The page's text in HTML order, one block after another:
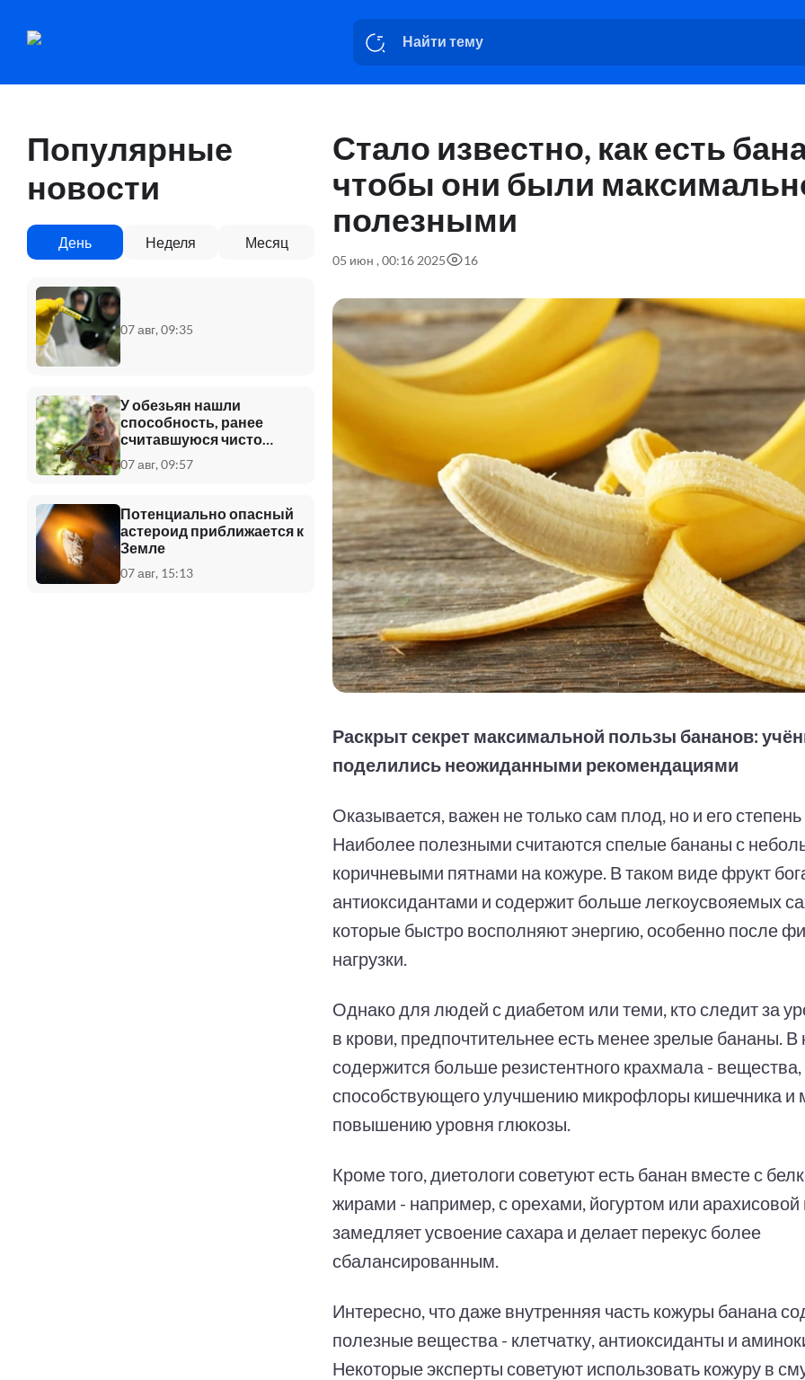
Популярные
новости
День Неделя Месяц
07 авг, 09:35
У обезьян нашли
способность, ранее
считавшуюся чисто
человеческой
07 авг, 09:57
Потенциально опасный
астероид приближается к
Земле
07 авг, 15:13
Стало известно, как есть
чтобы они были
полезными
05 июн , 00:16 2025 16
Раскрыт секрет максимальной пользы бананов:
поделились неожиданными рекомендациями
Оказывается, важен не только сам плод, но и его степень
Наиболее полезными считаются спелые бананы с
коричневыми пятнами на кожуре. В таком виде фрукт
антиоксидантами и содержит больше легкоусвояемых
которые быстро восполняют энергию, особенно после
нагрузки.
Однако для людей с диабетом или теми, кто следит за
в крови, предпочтительнее есть менее зрелые бананы. В
содержится больше резистентного крахмала - вещества,
способствующего улучшению микрофлоры кишечника и
повышению уровня глюкозы.
Кроме того, диетологи советуют есть банан вместе с
жирами - например, с орехами, йогуртом или арахисовой
замедляет усвоение сахара и делает перекус более
сбалансированным.
Интересно, что даже внутренняя часть кожуры банана
полезные вещества - клетчатку, антиоксиданты и
Некоторые эксперты советуют использовать кожуру в